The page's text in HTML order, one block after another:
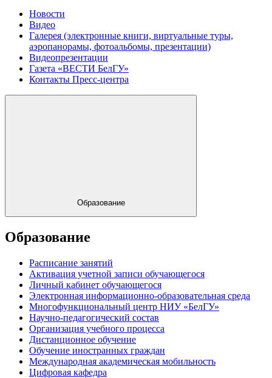
Новости
Видео
Галерея (электронные книги, виртуальные туры,
аэропанорамы, фотоальбомы, презентации)
Видеопрезентации
Газета «ВЕСТИ БелГУ»
Контакты Пресс-центра
Образование
Образование
Расписание занятий
Активация учетной записи обучающегося
Личный кабинет обучающегося
Электронная информационно-образовательная среда
Многофункциональный центр НИУ «БелГУ»
Научно-педагогический состав
Организация учебного процесса
Дистанционное обучение
Обучение иностранных граждан
Международная академическая мобильность
Цифровая кафедра